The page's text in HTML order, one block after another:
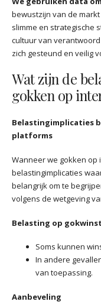
bewustzijn van de
slimme en strategische
cultuur van
zich gesteund en veilig
Wat zijn de
gokken op
Belastingimplicaties
platforms
Wanneer we gokken
belastingimplicaties
belangrijk om te
volgens de wetgeving
Belasting op
Soms kunnen
In andere
van toepassing.
Aanbeveling